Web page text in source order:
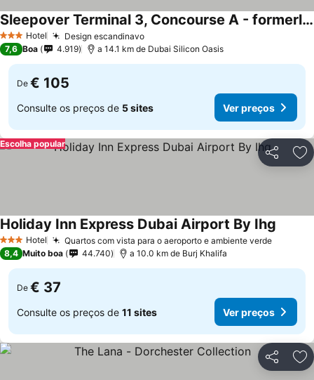
3 EstrelasHotel Design escandinavoVer preços
Sleepover Terminal 3, Concourse A - formerly sleep 'n fly
Ver preços
7,6 Boa 4.919 a 14.1 km de Dubai Silicon Oasis
De € 105
Consulte os preços de 5 sites Ver preços
Partilhar
Escolha popular
3 EstrelasHotel Quartos com vista para o aeroporto e ambiente verdeVer
Holiday Inn Express Dubai Airport By Ihg
8,4 Muito boa 44.740 a 10.0 km de Burj Khalifa
De € 37
Consulte os preços de 11 sites Ver preços
Partilhar